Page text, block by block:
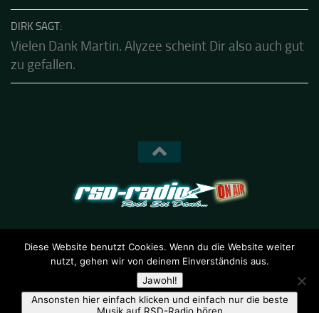
Als Single...
Vielen Dank Martin. Alyzee scheint Dir also auch gut
RSD-Radio © 2026. Alle Rechte vorbehalten.
Diese Website benutzt Cookies. Wenn du die Website weiter
nutzt, gehen wir von deinem Einverständnis aus.
Jawohl!
Ansonsten hier einfach klicken und einfach nur die beste